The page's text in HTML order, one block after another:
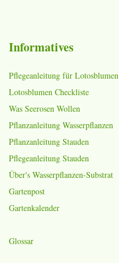
Informatives
Pflegeanleitung für Lotosblumen
Lotosblumen Checkliste
Was Seerosen Wollen
Pflanzanleitung Wasserpflanzen
Pflanzanleitung Stauden
Pflegeanleitung Stauden
Über's Wasserpflanzen-Substrat
Gartenpost
Gartenkalender
Glossar